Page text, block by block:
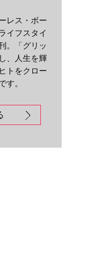
レス・ボー
イフスタイ
。「グリッ
、人生を輝
トをクロー
す。